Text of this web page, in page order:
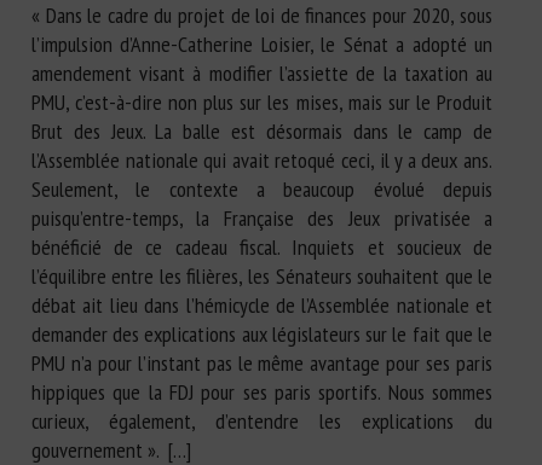
« Dans le cadre du projet de loi de finances pour 2020, sous
l’impulsion d’Anne-Catherine Loisier, le Sénat a adopté un
amendement visant à modifier l’assiette de la taxation au
PMU, c’est-à-dire non plus sur les mises, mais sur le Produit
Brut des Jeux. La balle est désormais dans le camp de
l’Assemblée nationale qui avait retoqué ceci, il y a deux ans.
Seulement, le contexte a beaucoup évolué depuis
puisqu’entre-temps, la Française des Jeux privatisée a
bénéficié de ce cadeau fiscal. Inquiets et soucieux de
l’équilibre entre les filières, les Sénateurs souhaitent que le
débat ait lieu dans l’hémicycle de l’Assemblée nationale et
demander des explications aux législateurs sur le fait que le
PMU n’a pour l’instant pas le même avantage pour ses paris
hippiques que la FDJ pour ses paris sportifs. Nous sommes
curieux, également, d’entendre les explications du
gouvernement ». […]